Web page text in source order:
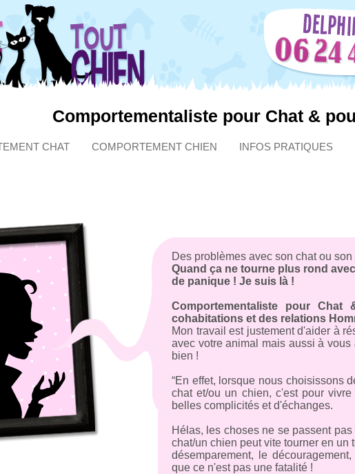
Comportementaliste pour Chat &
CHAT COMPORTEMENT CHIEN INFOS PRATIQUES
Des problèmes avec son chat ou
Quand ça ne tourne plus rond
de panique ! Je suis là !
Comportementaliste pour
cohabitations et des relations
Mon travail est justement d'aider à
avec votre animal mais aussi à
bien !
“En effet, lorsque nous choisissons
chat et/ou un chien, c'est pour
belles complicités et d'échanges.
Hélas, les choses ne se passent
chat/un chien peut vite tourner en un
désemparement, le
que ce n'est pas une fatalité !